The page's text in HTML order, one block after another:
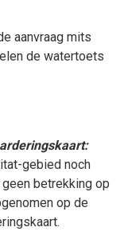
aanvraag mits
de watertoets
gebied noch
betrekking op
op de